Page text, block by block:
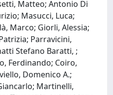
Matteo; Antonio Di
Masucci, Luca;
Marco; Giorli, Alessia;
Parravicini,
Stefano Baratti, ;
Ferdinando; Coiro,
Domenico A.;
Martinelli,